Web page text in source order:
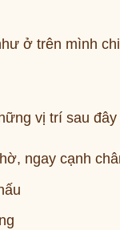
ở trên mình
vị trí sau
ngay cạnh